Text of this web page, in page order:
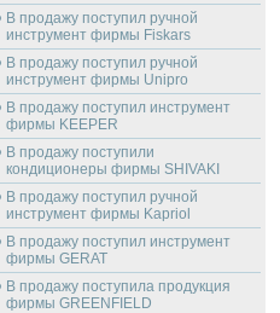
В продажу поступил ручной
инструмент фирмы Fiskars
В продажу поступил ручной
инструмент фирмы Unipro
В продажу поступил инструмент
фирмы KEEPER
В продажу поступили
кондиционеры фирмы SHIVAKI
В продажу поступил ручной
инструмент фирмы Kapriol
В продажу поступил инструмент
фирмы GERAT
В продажу поступила продукция
фирмы GREENFIELD